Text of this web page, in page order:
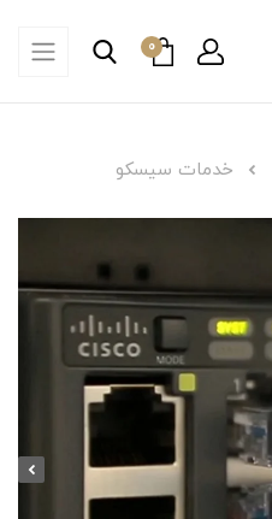
0
خدمات سیسکو